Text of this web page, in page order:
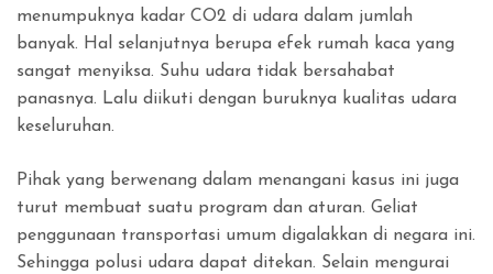
menumpuknya kadar CO2 di udara dalam jumlah
banyak. Hal selanjutnya berupa efek rumah kaca yang
sangat menyiksa. Suhu udara tidak bersahabat
panasnya. Lalu diikuti dengan buruknya kualitas udara
keseluruhan.
Pihak yang berwenang dalam menangani kasus ini juga
turut membuat suatu program dan aturan. Geliat
penggunaan transportasi umum digalakkan di negara ini.
Sehingga polusi udara dapat ditekan. Selain mengurai